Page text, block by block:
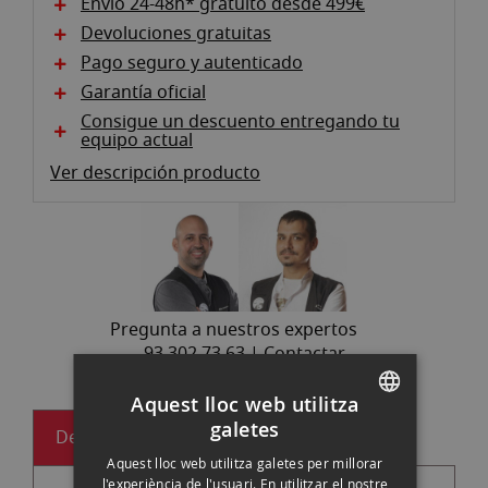
Devoluciones gratuitas
Pago seguro y autenticado
Garantía oficial
Consigue un descuento entregando tu
equipo actual
Ver descripción producto
Pregunta a nuestros expertos
93 302 73 63 |Contactar
Descripción
ENGLISH
Aquest lloc web utilitza
galetes
Aquest lloc web utilitza galetes per millorar
l'experiència de l'usuari. En utilitzar el nostre